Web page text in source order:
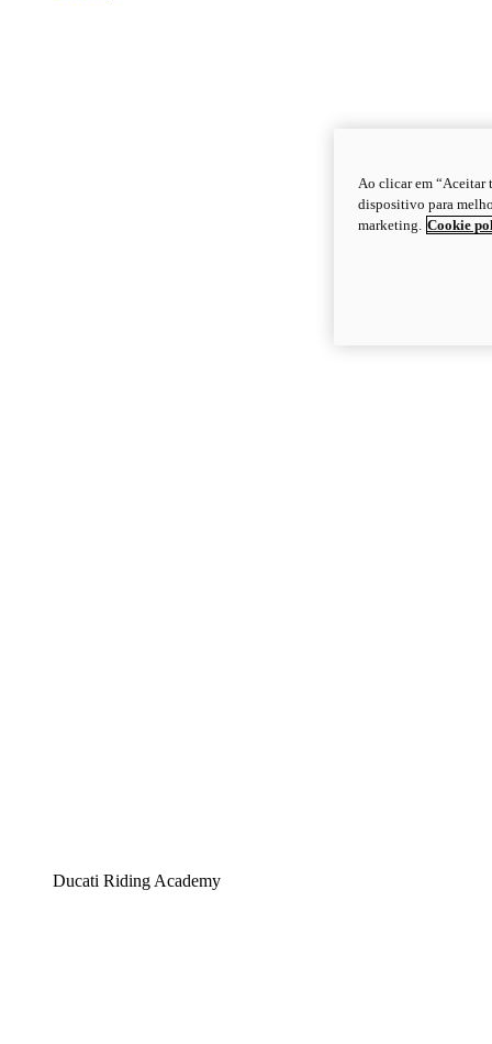
Ducati Riding Academy
Ao clicar em “Aceitar
dispositivo para
marketing. Cookie